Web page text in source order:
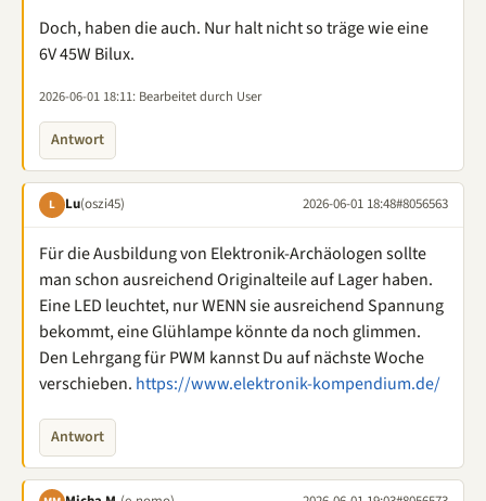
Doch, haben die auch. Nur halt nicht so träge wie eine
6V 45W Bilux.
2026-06-01 18:11: Bearbeitet durch User
Antwort
L Lu(oszi45) 2026-06-01 18:48#8056563
Für die Ausbildung von Elektronik-Archäologen sollte
man schon ausreichend Originalteile auf Lager haben.
Eine LED leuchtet, nur WENN sie ausreichend Spannung
bekommt, eine Glühlampe könnte da noch glimmen.
Den Lehrgang für PWM kannst Du auf nächste Woche
verschieben. https://www.elektronik-kompendium.de/
Antwort